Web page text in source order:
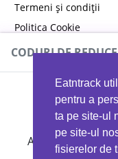
Eatntrack
pentru a
ta pe site-ul
pe site-ul
fisierelor de
Termeni și condiții
Politica Cookie
Politica de
CODURI DE
Ai 40%reducere